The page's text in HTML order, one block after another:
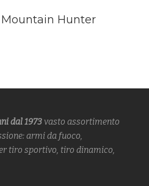
Hunter
dal 1973vasto assortimento
armi da fuoco,
tiro sportivo, tiro dinamico,